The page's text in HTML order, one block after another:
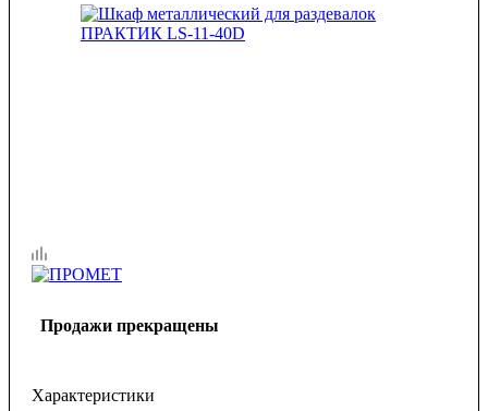
Продажи прекращены
Характеристики